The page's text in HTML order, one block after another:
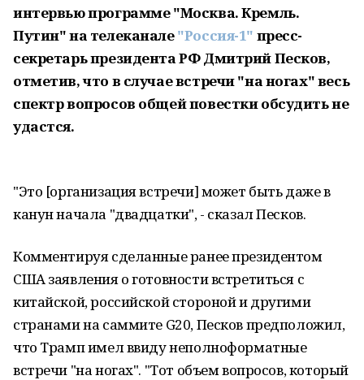
интервью программе "Москва. Кремль.
Путин" на телеканале"Россия-1" пресс-
секретарь президента РФ Дмитрий Песков,
отметив, что в случае встречи "на ногах" весь
спектр вопросов общей повестки обсудить не
удастся.
"Это [организация встречи] может быть даже в
канун начала "двадцатки", - сказал Песков.
Комментируя сделанные ранее президентом
США заявления о готовности встретиться с
китайской, российской стороной и другими
странами на саммите G20, Песков предположил,
что Трамп имел ввиду неполноформатные
встречи "на ногах". "Тот объем вопросов, который